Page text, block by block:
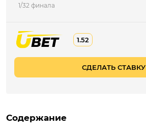
1/32 финала
1.52
СДЕЛАТЬ СТАВКУ
Содержание